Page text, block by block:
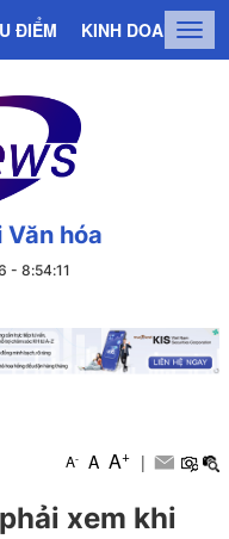
ĐIỂM KINH DOANH
Văn hóa
- 8:54:12
A- A A+ |
xem khi